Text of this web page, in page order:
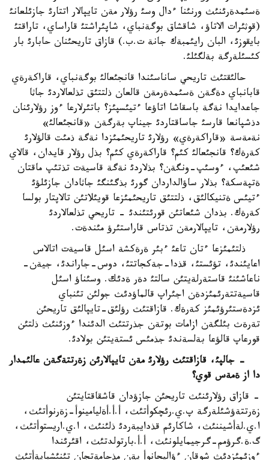
ةسئمدةرئنئث ورنئنا ءدال وسئ رؤلار مةن تايپالار اتتارئ جازئلعانئ
(قوثئرات الاتاؤ، شاقشاق بوگةنباي، شاپئراشتئ قاراساي، تاراقتئ
بايقوزئ، البان رايئمبةك جانة ت.ب.) قازاق تاريحئنان حابارئ بار
كئسئلةرگة بةلگئلئ.
حالئقتئث تاريحي ساناسئندا قانجئعالئ بوگةنباي، قاراكةرةي
قابانباي دةگةن ةسئمدةرمةن قالعان ذلتتئق تذلعالاردئ جاثا
جاعدايدا نةگة باسقاشا اتاؤعا ءتيئسپئز؟ باتئرلارعا ءوز رؤلارئنان
دذشپانعا قارسئ جاساقتاردئ جيناپ بةرگةن «قانجئعالئ»
نةمةسة «قاراكةرةي» رؤلارئ تاريحئمئزدا نةگة ذمئت قالؤلارئ
كةرةك؟ قانجئعالئ كئم؟ قاراكةرةي كئم؟ بذل رؤلار قايدان، قالاي
شئعئپ، ءوسئپ-ونگةن؟ بذلاردئ نةگة قاسيةت تذتئپ ماقتان
ةتپةسكة؟ بذلار ساؤالداردان گورئ بذگئنگئ جاثادان جازئلؤئ
ءتيئس ةتنيكالئق، ذلتتئق تاريحئمئزعا قويئلاتئن تالاپتار بولسا
كةرةك. بذدان شئعاتئن قورئتئندئ - تاريحي تذلعالاردئ
رؤلارمةن، تايپالارمةن تذتاس قاراستئرؤ مئندةت.
ذلتئمئزعا ءتان تاعئ ءبئر ةرةكشة اسئل قاسيةت اتالاس
اعايئندئ، تؤئستئ، قذدا-جةكجاتتئ، دوس-جاراندئ، جيةن-
ناعاشئنئ قاستةرلةيتئن سالتئ دةر ةدئك. وسئناؤ اسئل
قاسيةتتةرئمئزدةن اجئراپ قالماؤدئث جولئن تئنباي
ئزدةستئرؤئمئز كةرةك. قازاقتئث رؤلئق-تايپالئق تاريحئن
تةرةث بئلگةن ازامات بوتةن جذرتتئث الدئندا ءوزئنئث ذلتئن
قورعاپ قالؤعا بةلسةندئ جذمئس ئستةيتئن بولادئ.
- جالپئ، قازاقتئث رؤلارئ مةن تايپالارئن زةرتتةگةن عالئمدار
دا از ةمةس قوي؟
- قازاق رؤلارئنئث تاريحئن جازؤدان قاشقاقتايتئن
زةرتتةؤشئلةرگة پ.ي.رئچكوأتئث، أ.أ.أةليامينوأ-زةرنوأتئث،
ا.ي.لةأشيننئث، شاكارئم قذدايبةردئ ذلئنئث، ا.ي.اريستوأتئث،
گ.ة.گرؤمم-گرجيمايلونئث، أ.أ.بارتولدتئث، اقئرئندا